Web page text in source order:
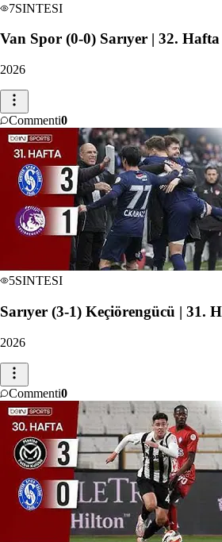
7SINTESI
Van Spor (0-0) Sarıyer | 32.
2026
Commenti0
5SINTESI
Sarıyer (3-1) Keçiörengücü | 31.
2026
Commenti0